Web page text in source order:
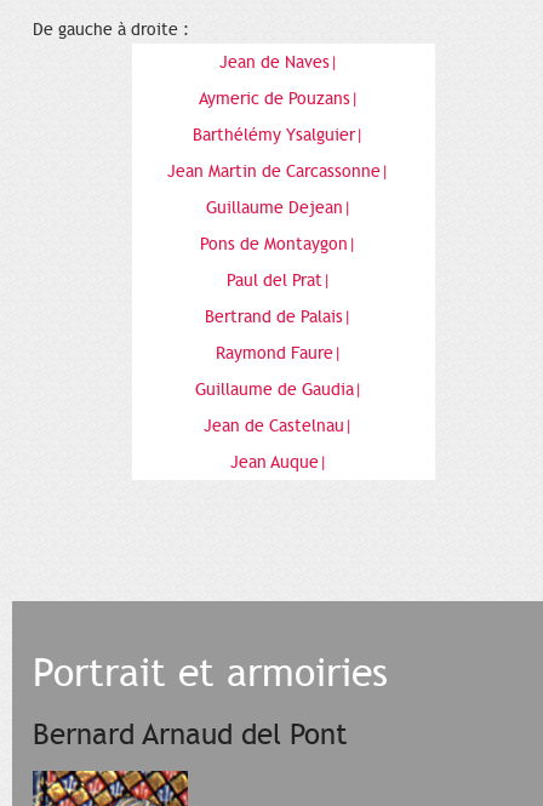
De gauche à droite :
Jean de Naves|
Aymeric de Pouzans|
Barthélémy Ysalguier|
Jean Martin de Carcassonne|
Guillaume Dejean|
Pons de Montaygon|
Paul del Prat|
Bertrand de Palais|
Raymond Faure|
Guillaume de Gaudia|
Jean de Castelnau|
Jean Auque|
Portrait et armoiries
Bernard Arnaud del Pont